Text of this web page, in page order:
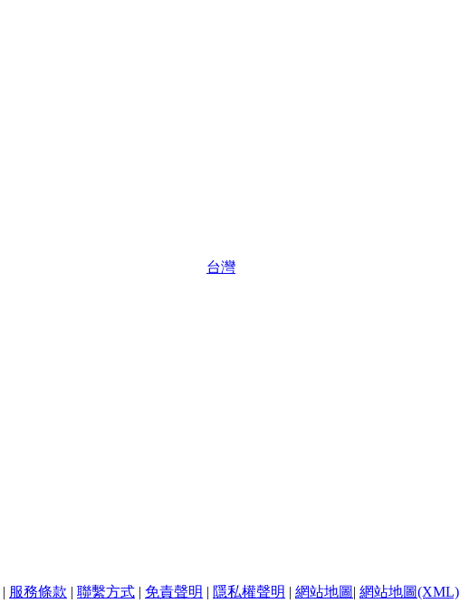
台灣
| 服務條款 | 聯繫方式 | 免責聲明 | 隱私權聲明 | 網站地圖 | 網站地圖(XML)